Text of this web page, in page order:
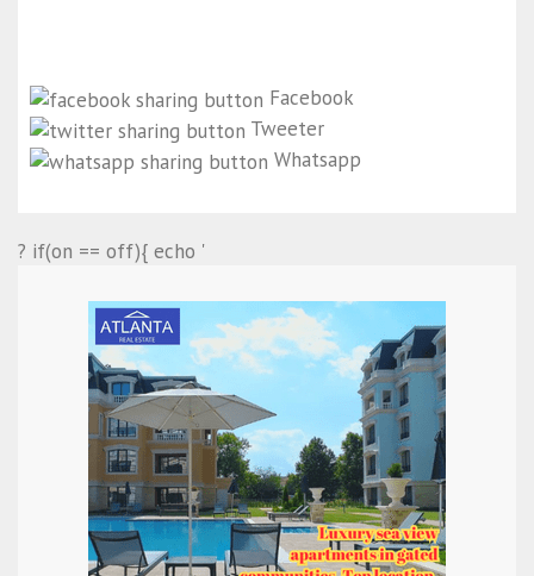
Facebook
Tweeter
Whatsapp
? if(on == off){ echo '